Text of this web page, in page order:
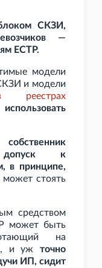
СКЗИ,
—
ЕСТР.
модели
и модели
реестрах
допуск к
в принципе,
может стоять
средством
может быть
на
и уж точно
ИП, сидит